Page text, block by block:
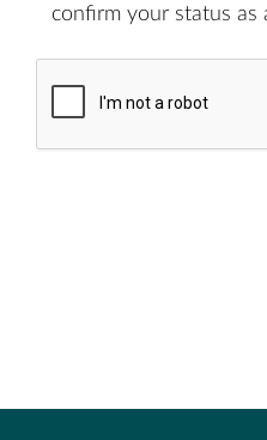
confirm your status as